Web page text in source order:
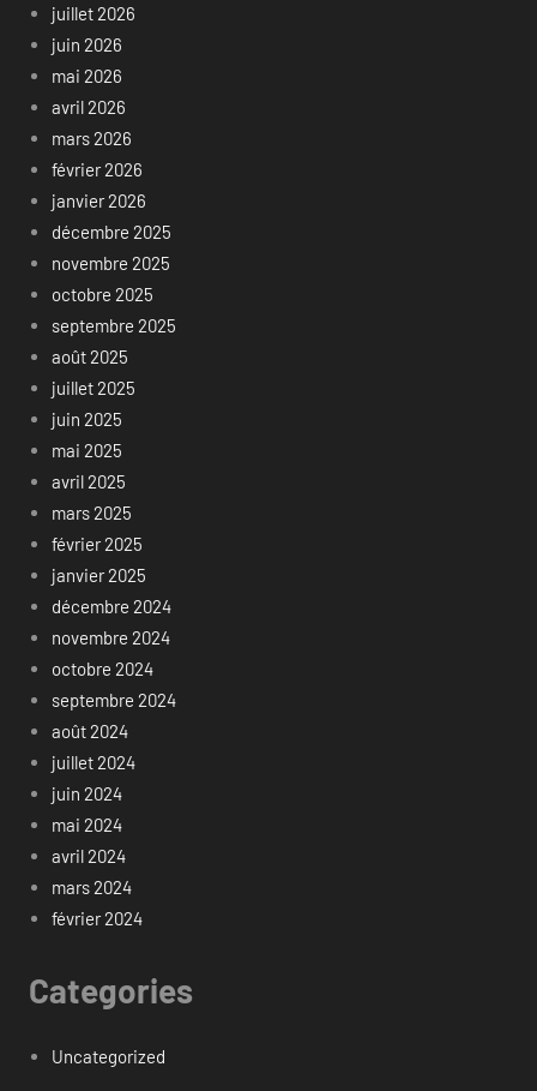
juillet 2026
juin 2026
mai 2026
avril 2026
mars 2026
février 2026
janvier 2026
décembre 2025
novembre 2025
octobre 2025
septembre 2025
août 2025
juillet 2025
juin 2025
mai 2025
avril 2025
mars 2025
février 2025
janvier 2025
décembre 2024
novembre 2024
octobre 2024
septembre 2024
août 2024
juillet 2024
juin 2024
mai 2024
avril 2024
mars 2024
février 2024
Categories
Uncategorized